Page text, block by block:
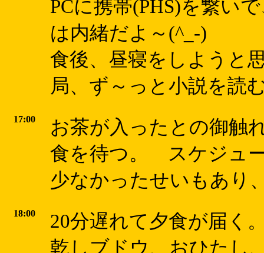
PCに携帯(PHS)を繋い
は内緒だよ～(^_-)
食後、昼寝をしようと
局、ず～っと小説を読
17:00
お茶が入ったとの御触
食を待つ。 スケジュ
少なかったせいもあり
18:00
20分遅れて夕食が届く
乾しブドウ、おひたし